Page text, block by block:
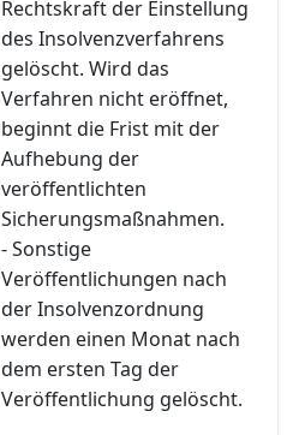
Rechtskraft der Einstellung
des Insolvenzverfahrens
gelöscht. Wird das
Verfahren nicht eröffnet,
beginnt die Frist mit der
Aufhebung der
veröffentlichten
Sicherungsmaßnahmen.
- Sonstige
Veröffentlichungen nach
der Insolvenzordnung
werden einen Monat nach
dem ersten Tag der
Veröffentlichung gelöscht.